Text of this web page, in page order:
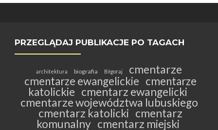
PRZEGLĄDAJ PUBLIKACJE PO TAGACH
architektura biografia Biłgoraj
cmentarze
cmentarze ewangelickie cmentarze
katolickie cmentarz ewangelicki
cmentarze województwa lubuskiego
cmentarz katolicki cmentarz
komunalny cmentarz miejski